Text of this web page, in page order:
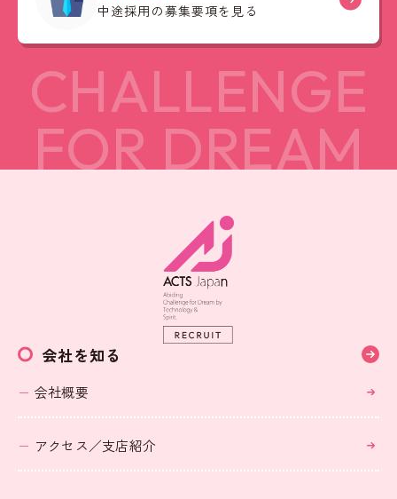
中途採用の募集要項を見る
会社を知る
会社概要
アクセス／支店紹介